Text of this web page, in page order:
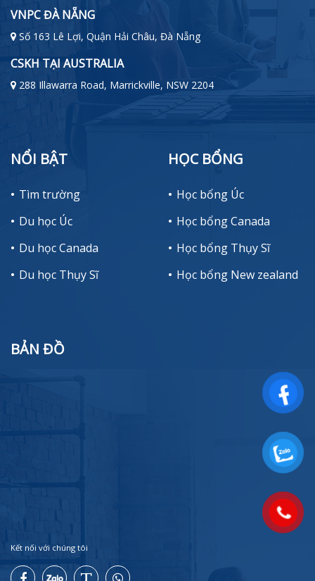
VNPC ĐÀ NẴNG
Số 163 Lê Lợi, Quận Hải Châu, Đà Nẵng
CSKH TẠI AUSTRALIA
288 Illawarra Road, Marrickville, NSW 2204
NỔI BẬT
Tìm trường
Du học Úc
Du học Canada
Du học Thụy Sĩ
HỌC BỔNG
Học bổng Úc
Học bổng Canada
Học bổng Thụy Sĩ
Học bổng New zealand
BẢN ĐỒ
Kết nối với chúng tôi